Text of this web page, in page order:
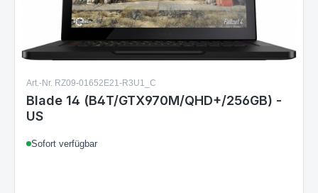
Art.-Nr. RZ09-01652E21-R3U1_C
Blade 14 (B4T/GTX970M/QHD+/256GB) -
US
Sofort verfügbar